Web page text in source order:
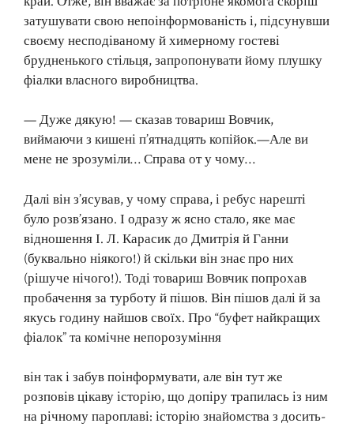
затушувати свою непоінформованість і, підсунувши
своєму несподіваному й химерному гостеві
брудненького стільця, запропонувати йому плушку
фіалки власного виробництва.
— Дуже дякую! — сказав товариш Вовчик,
виймаючи з кишені п’ятнадцять копійок.—Але ви
мене не зрозуміли… Справа от у чому…
Далі він з’ясував, у чому справа, і ребус нарешті
було розв’язано. І одразу ж ясно стало, яке має
відношення І. Л. Карасик до Дмитрія й Ганни
(буквально ніякого!) й скільки він знає про них
(рішуче нічого!). Тоді товариш Вовчик попрохав
пробачення за турботу й пішов. Він пішов далі й за
якусь годину найшов своїх. Про “буфет найкращих
фіалок” та комічне непорозуміння
він так і забув поінформувати, але він тут же
розповів цікаву історію, що допіру трапилась із ним
на річному пароплаві: історію знайомства з досить-